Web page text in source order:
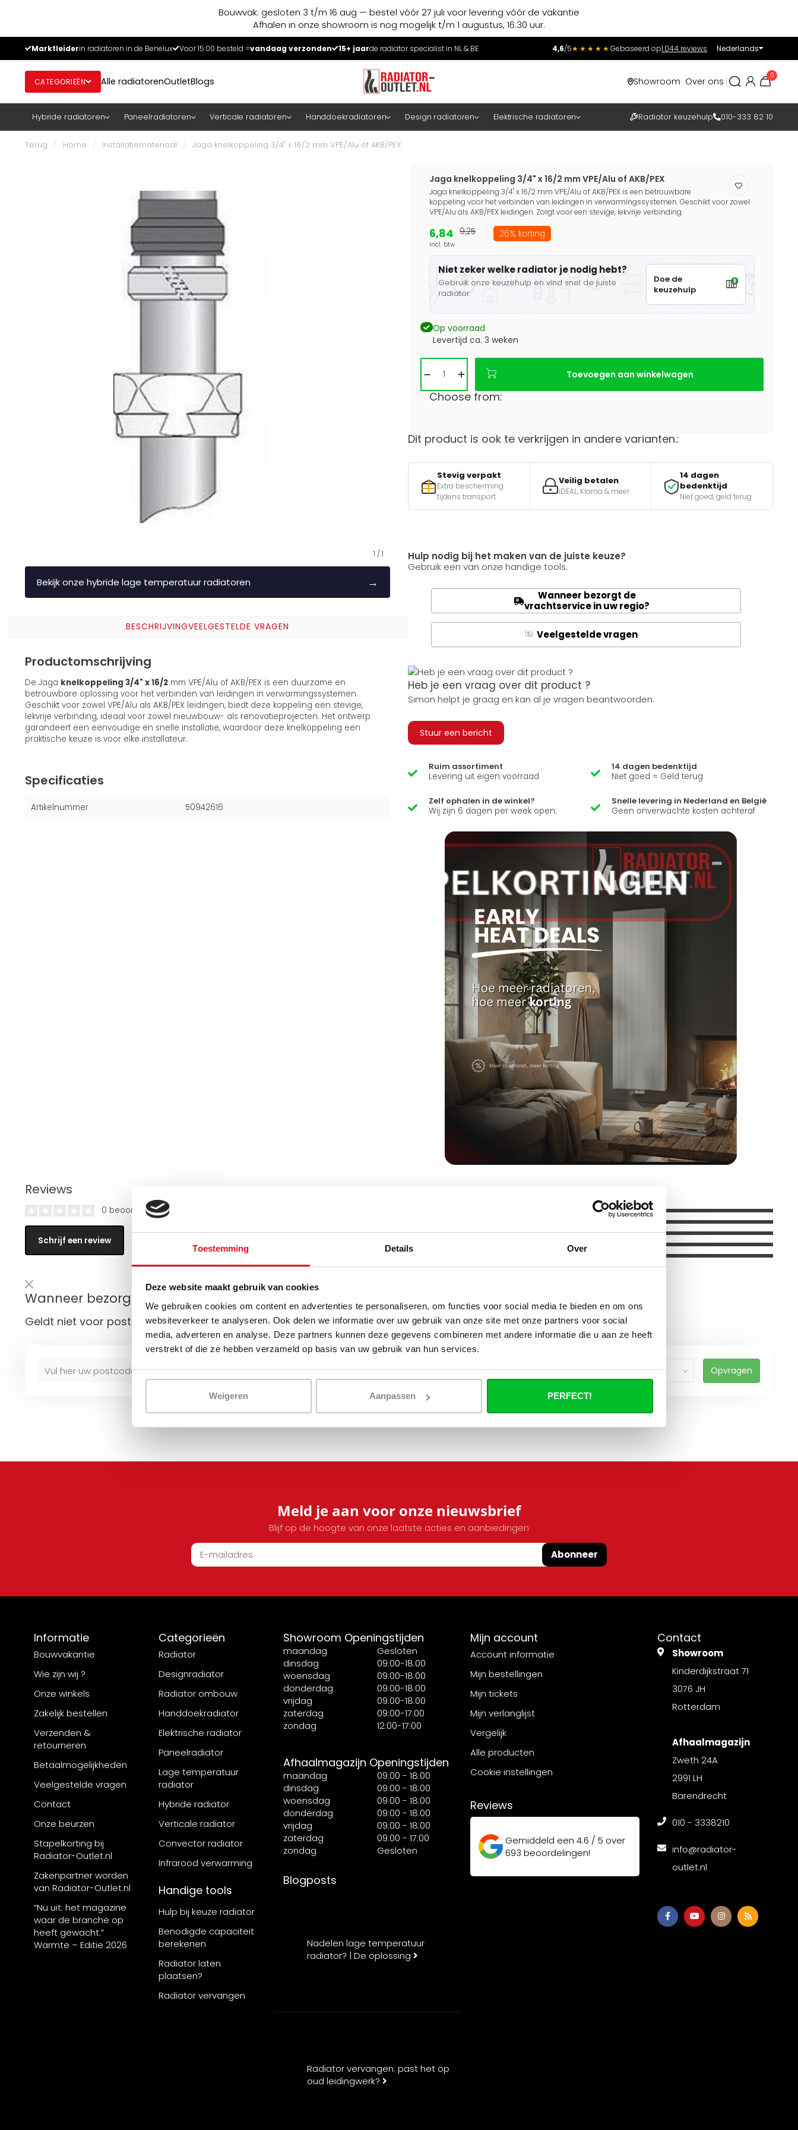
Toestemming Details Over
Deze website maakt gebruik van cookies
We gebruiken cookies om content en advertenties te personaliseren, om functies voor social media te bieden en om ons
websiteverkeer te analyseren. Ook delen we informatie over uw gebruik van onze site met onze partners voor social
media, adverteren en analyse. Deze partners kunnen deze gegevens combineren met andere informatie die u aan ze heeft
verstrekt of die ze hebben verzameld op basis van uw gebruik van hun services.
Weigeren Aanpassen PERFECT!
Bouwvak: gesloten 3 t/m 16 aug — bestel vóór 27 juli voor levering vóór de vakantie
Afhalen in onze showroom is nog mogelijk t/m 1 augustus, 16:30 uur.
Marktleiderin radiatoren in de Benelux Voor 15:00 besteld =vandaag verzonden 15+ jaarde radiator specialist in NL & BE 4,6/5★★★★★Gebaseerd op1.044 reviews Nederlands
CATEGORIEËN Alle radiatorenOutletBlogs Showroom Over ons
0
Hybride radiatoren Paneelradiatoren Verticale radiatoren Handdoekradiatoren Design radiatoren Elektrische radiatoren Radiator keuzehulp 010-333 82 10
Terug / Home / Installatiemateriaal / Jaga knelkoppeling 3/4" x 16/2 mm VPE/Alu of AKB/PEX
1 /1
Bekijk onze hybride lage temperatuur radiatoren →
BESCHRIJVINGVEELGESTELDE VRAGEN
Productomschrijving
De Jaga knelkoppeling 3/4" x 16/2 mm VPE/Alu of AKB/PEX is een duurzame en
betrouwbare oplossing voor het verbinden van leidingen in verwarmingssystemen.
Geschikt voor zowel VPE/Alu als AKB/PEX leidingen, biedt deze koppeling een stevige,
lekvrije verbinding, ideaal voor zowel nieuwbouw- als renovatieprojecten. Het ontwerp
garandeert een eenvoudige en snelle installatie, waardoor deze knelkoppeling een
praktische keuze is voor elke installateur.
Specificaties
Artikelnummer 50942616
Jaga knelkoppeling 3/4" x 16/2 mm VPE/Alu of AKB/PEX
Jaga knelkoppeling 3/4" x 16/2 mm VPE/Alu of AKB/PEX is een betrouwbare
koppeling voor het verbinden van leidingen in verwarmingssystemen. Geschikt voor zowel
VPE/Alu als AKB/PEX leidingen. Zorgt voor een stevige, lekvrije verbinding.
6,84
Incl. btw
9,25 26% korting
Niet zeker welke radiator je nodig hebt?
Gebruik onze keuzehulp en vind snel de juiste
radiator.
Doe de
keuzehulp
Op voorraad
Levertijd ca. 3 weken
Toevoegen aan winkelwagen
Choose from:
Dit product is ook te verkrijgen in andere varianten.:
Stevig verpakt
Extra bescherming
tijdens transport
Veilig betalen
iDEAL, Klarna & meer
14 dagen
bedenktijd
Niet goed, geld terug
Hulp nodig bij het maken van de juiste keuze?
Gebruik een van onze handige tools.
Wanneer bezorgt de
vrachtservice in uw regio?
Q Veelgestelde vragen
Heb je een vraag over dit product ?
Simon helpt je graag en kan al je vragen beantwoorden.
Stuur een bericht
Ruim assortiment
Levering uit eigen voorraad
14 dagen bedenktijd
Niet goed = Geld terug
Zelf ophalen in de winkel?
Wij zijn 6 dagen per week open.
Snelle levering in Nederland en België
Geen onverwachte kosten achteraf
Reviews
0 beoordelingen
Schrijf een review
Wanneer bezorgt de vrachtservice in uw regio?
Geldt niet voor postzendingen!
Opvragen
Meld je aan voor onze nieuwsbrief
Blijf op de hoogte van onze laatste acties en aanbiedingen
Abonneer
Informatie
Bouwvakantie
Wie zijn wij ?
Onze winkels
Zakelijk bestellen
Verzenden &
retourneren
Betaalmogelijkheden
Veelgestelde vragen
Contact
Onze beurzen
Stapelkorting bij
Radiator-Outlet.nl
Zakenpartner worden
van Radiator-Outlet.nl
“Nu uit: het magazine
waar de branche op
heeft gewacht.”
Warmte – Editie 2026
Categorieën
Radiator
Designradiator
Radiator ombouw
Handdoekradiator
Elektrische radiator
Paneelradiator
Lage temperatuur
radiator
Hybride radiator
Verticale radiator
Convector radiator
Infrarood verwarming
Handige tools
Hulp bij keuze radiator
Benodigde capaciteit
berekenen
Radiator laten
plaatsen?
Radiator vervangen
Showroom Openingstijden
maandag
Gesloten
dinsdag
09:00-18:00
woensdag
09:00-18:00
donderdag
09:00-18:00
vrijdag
09:00-18:00
zaterdag
09:00-17:00
zondag
12:00-17:00
Afhaalmagazijn Openingstijden
maandag
09:00 - 18:00
dinsdag
09:00 - 18:00
woensdag
09:00 - 18:00
donderdag
09:00 - 18:00
vrijdag
09:00 - 18:00
zaterdag
09:00 - 17:00
zondag
Gesloten
Blogposts
Nadelen lage temperatuur
radiator? | De oplossing
Radiator vervangen: past het op
oud leidingwerk?
Mijn account
Account informatie
Mijn bestellingen
Mijn tickets
Mijn verlanglijst
Vergelijk
Alle producten
Cookie instellingen
Reviews
Gemiddeld een4.6 / 5 over
693 beoordelingen!
Contact
Showroom
Kinderdijkstraat 71
3076 JH
Rotterdam
Afhaalmagazijn
Zweth 24A
2991 LH
Barendrecht
010 - 3338210
info@radiator-
outlet.nl